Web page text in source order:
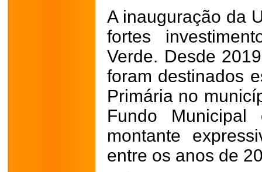
A inauguração da
fortes
Verde. Desde
foram destinados
Primária no
Fundo
montante
entre os anos de